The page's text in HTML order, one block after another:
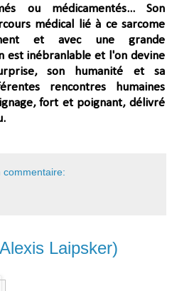
ou médicamentés... Son
médical lié à ce sarcome
et avec une grande
est inébranlable et l'on devine
son humanité et sa
rencontres humaines
fort et poignant, délivré
commentaire:
Laipsker)